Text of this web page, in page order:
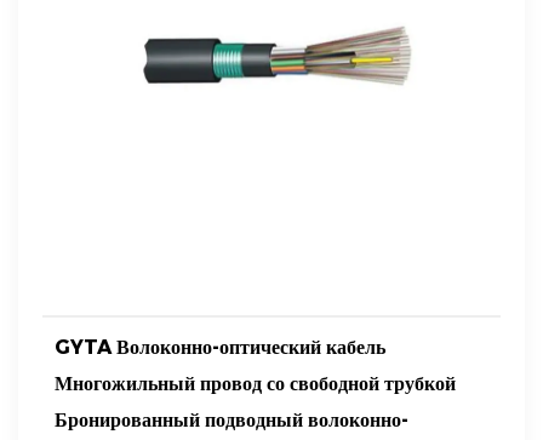
GYTA Волоконно-оптический кабель
Многожильный провод со свободной трубкой
Бронированный подводный волоконно-